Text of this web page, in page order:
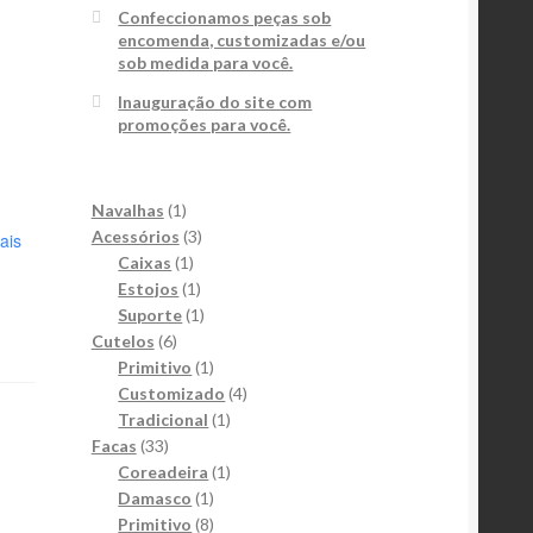
Confeccionamos peças sob
encomenda, customizadas e/ou
sob medida para você.
Inauguração do site com
promoções para você.
Navalhas 11
produto
Acessórios 33
Caixas 11
produto
Estojos 11
produto
Suporte 11
Cutelos 66
produtos
Primitivo 11
produto
Customizado 44
Tradicional 11
Facas 3333
produtos
Coreadeira 11
Damasco 11
produto
Primitivo 88